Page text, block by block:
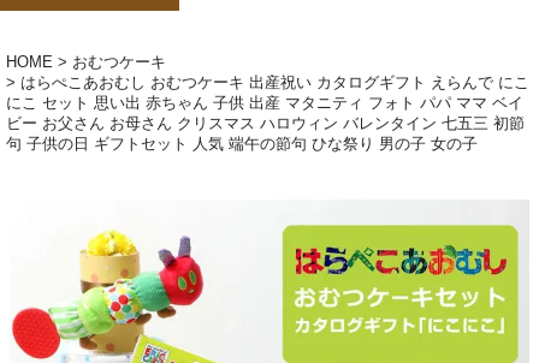
HOME
おむつケーキ
はらぺこあおむし おむつケーキ 出産祝い カタログギフト えらんで にこ
にこ セット 思い出 赤ちゃん 子供 出産 マタニティ フォト パパ ママ ベイ
ビー お父さん お母さん クリスマス ハロウィン バレンタイン 七五三 初節
句 子供の日 ギフトセット 人気 端午の節句 ひな祭り 男の子 女の子